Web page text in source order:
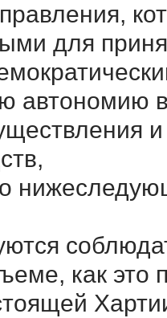
для
автономию
как это